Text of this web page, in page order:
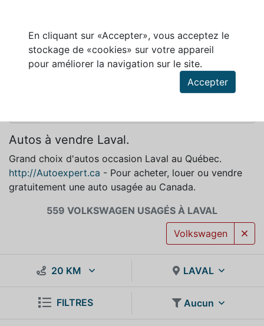
En cliquant sur «Accepter», vous acceptez le
stockage de «cookies» sur votre appareil
pour améliorer la navigation sur le site.
Accepter
VOLKSWAGEN À VENDRE À LAVAL
Autos à vendre Laval.
Grand choix d'autos occasion Laval au Québec.
http://Autoexpert.ca - Pour acheter, louer ou vendre
gratuitement une auto usagée au Canada.
559 VOLKSWAGEN USAGÉS À LAVAL
Volkswagen
20 KM LAVAL
FILTRES Aucun